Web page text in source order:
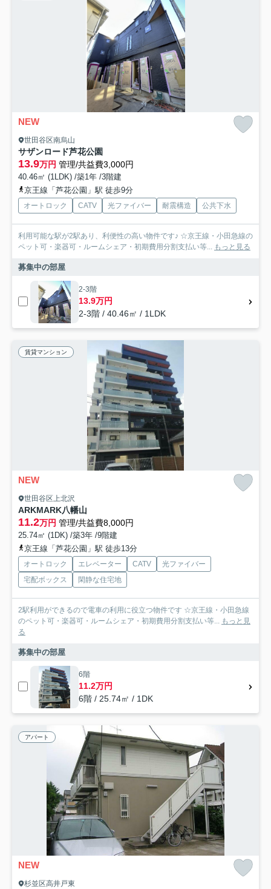
NEW
世田谷区南烏山
サザンロード芦花公園
13.9万円 管理/共益費3,000円
40.46㎡ (1LDK) /築1年 /3階建
京王線「芦花公園」駅 徒歩9分
オートロック CATV 光ファイバー 耐震構造 公共下水
利用可能な駅が2駅あり、利便性の高い物件です♪ ☆京王線・小田急線の
ペット可・楽器可・ルームシェア・初期費用分割支払い等...
もっと見る
募集中の部屋
2-3階
13.9万円
2-3階 / 40.46㎡ / 1LDK
賃貸マンション
NEW
世田谷区上北沢
ARKMARK八幡山
11.2万円 管理/共益費8,000円
25.74㎡ (1DK) /築3年 /9階建
京王線「芦花公園」駅 徒歩13分
オートロック エレベーター CATV
光ファイバー
宅配ボックス
閑静な住宅地
2駅利用ができるので電車の利用に役立つ物件です ☆京王線・小田急線
のペット可・楽器可・ルームシェア・初期費用分割支払い等...
もっと見
る
募集中の部屋
6階
11.2万円
6階 / 25.74㎡ / 1DK
アパート
NEW
杉並区高井戸東